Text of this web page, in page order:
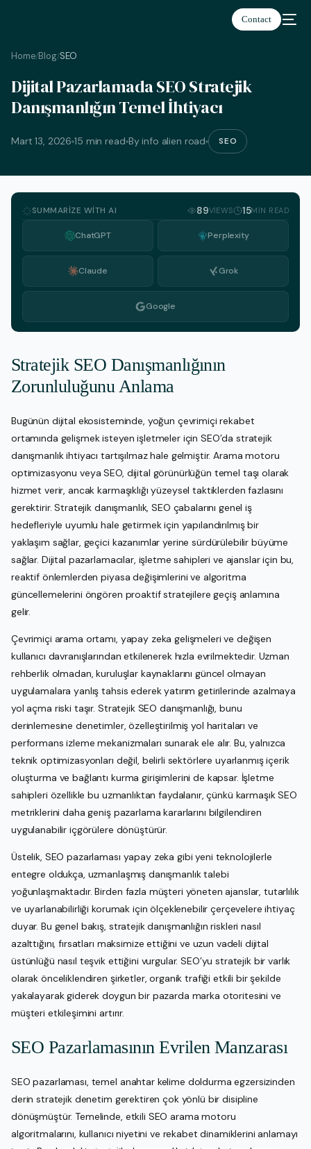
Contact
Home/Blog/SEO
Dijital Pazarlamada SEO Stratejik
Danışmanlığın Temel İhtiyacı
Mart 13, 2026 15 min read By info alien road SEO
SUMMARIZE WITH AI 89VIEWS 15MIN READ
ChatGPT Perplexity
Claude Grok
Google
Stratejik SEO Danışmanlığının
Zorunluluğunu Anlama
Bugünün dijital ekosisteminde, yoğun çevrimiçi rekabet
ortamında gelişmek isteyen işletmeler için SEO’da stratejik
danışmanlık ihtiyacı tartışılmaz hale gelmiştir. Arama motoru
optimizasyonu veya SEO, dijital görünürlüğün temel taşı olarak
hizmet verir, ancak karmaşıklığı yüzeysel taktiklerden fazlasını
gerektirir. Stratejik danışmanlık, SEO çabalarını genel iş
hedefleriyle uyumlu hale getirmek için yapılandırılmış bir
yaklaşım sağlar, geçici kazanımlar yerine sürdürülebilir büyüme
sağlar. Dijital pazarlamacılar, işletme sahipleri ve ajanslar için bu,
reaktif önlemlerden piyasa değişimlerini ve algoritma
güncellemelerini öngören proaktif stratejilere geçiş anlamına
gelir.
Çevrimiçi arama ortamı, yapay zeka gelişmeleri ve değişen
kullanıcı davranışlarından etkilenerek hızla evrilmektedir. Uzman
rehberlik olmadan, kuruluşlar kaynaklarını güncel olmayan
uygulamalara yanlış tahsis ederek yatırım getirilerinde azalmaya
yol açma riski taşır. Stratejik SEO danışmanlığı, bunu
derinlemesine denetimler, özelleştirilmiş yol haritaları ve
performans izleme mekanizmaları sunarak ele alır. Bu, yalnızca
teknik optimizasyonları değil, belirli sektörlere uyarlanmış içerik
oluşturma ve bağlantı kurma girişimlerini de kapsar. İşletme
sahipleri özellikle bu uzmanlıktan faydalanır, çünkü karmaşık SEO
metriklerini daha geniş pazarlama kararlarını bilgilendiren
uygulanabilir içgörülere dönüştürür.
Üstelik, SEO pazarlaması yapay zeka gibi yeni teknolojilerle
entegre oldukça, uzmanlaşmış danışmanlık talebi
yoğunlaşmaktadır. Birden fazla müşteri yöneten ajanslar, tutarlılık
ve uyarlanabilirliği korumak için ölçeklenebilir çerçevelere ihtiyaç
duyar. Bu genel bakış, stratejik danışmanlığın riskleri nasıl
azalttığını, fırsatları maksimize ettiğini ve uzun vadeli dijital
üstünlüğü nasıl teşvik ettiğini vurgular. SEO’yu stratejik bir varlık
olarak önceliklendiren şirketler, organik trafiği etkili bir şekilde
yakalayarak giderek doygun bir pazarda marka otoritesini ve
müşteri etkileşimini artırır.
SEO Pazarlamasının Evrilen Manzarası
SEO pazarlaması, temel anahtar kelime doldurma egzersizinden
derin stratejik denetim gerektiren çok yönlü bir disipline
dönüşmüştür. Temelinde, etkili SEO arama motoru
algoritmalarını, kullanıcı niyetini ve rekabet dinamiklerini anlamayı